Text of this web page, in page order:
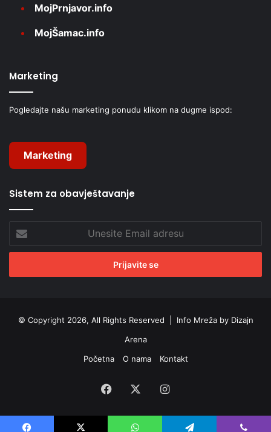
MojPrnjavor.info
MojŠamac.info
Marketing
Pogledajte našu marketing ponudu klikom na dugme ispod:
Marketing
Sistem za obavještavanje
Email
adresu
© Copyright 2026, All Rights Reserved | Info Mreža by Dizajn
Arena
Početna
O nama Kontakt
Facebook Instagram